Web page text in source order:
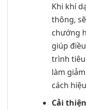
Khi khí
thông,
chướng
giúp
trình
làm
cách
Cải